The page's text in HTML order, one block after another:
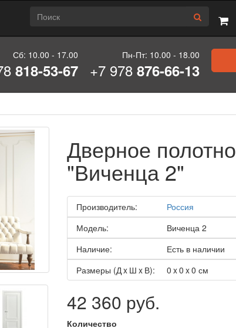
Сб: 10.00 - 17.00
818-53-67
Пн-Пт: 10.00 - 18.00
+7 978876-66-13
Дверное полотно
"Виченца 2"
Производитель:
Россия
Модель:
Виченца 2
Наличие:
Есть в наличии
Размеры (Д x Ш x В):
0 x 0 x 0 см
42 360 руб.
Количество